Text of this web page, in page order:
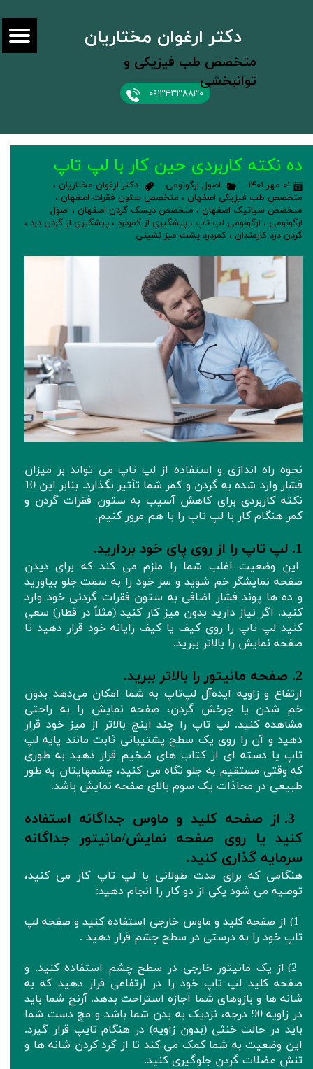
۰۹۱۳۴۳۳۸۸۳۰
دکتر ارغوان مختاریان
متخصص طب فیزیکی و
توانبخشی
ده نکته کاربردی حین کار با لپ تاپ
۰۱ مهر ۱۴۰۱ اصول ارگونومی دکتر ارغوان مختاریان ،
متخصص طب فیزیکی اصفهان ، متخصص ستون فقرات اصفهان ،
متخصص سیاتیک اصفهان ، متخصص دیسک گردن اصفهان ، اصول
ارگونومی ، ارگونومی لپ تاپ ، پیشگیری از کمردرد ، پیشگیری از گردن درد ،
گردن درد کارمندان ، کمردرد پشت میز نشینی
نحوه راه اندازی و استفاده از لپ تاپ می تواند بر میزان
فشار وارد شده به گردن و کمر شما تأثیر بگذارد. بنابر این 10
نکته کاربردی برای کاهش آسیب به ستون فقرات گردن و
کمر هنگام کار با لپ تاپ را با هم مرور کنیم.
1. لپ تاپ را از روی پای خود بردارید.
این وضعیت اغلب شما را ملزم می کند که برای دیدن
صفحه نمایشگر خم شوید و سر خود را به سمت جلو بیاورید
و ده ها پوند فشار اضافی به ستون فقرات گردنی خود وارد
کنید. اگر نیاز دارید بدون میز کار کنید (مثلاً در قطار) سعی
کنید لپ تاپ را روی کیف یا کیف رایانه خود قرار دهید تا
صفحه نمایش را بالاتر ببرید.
2. صفحه مانیتور را بالاتر ببرید.
ارتفاع و زاویه ایده‌آل لپ‌تاپ به شما امکان می‌دهد بدون
خم شدن یا چرخش گردن، صفحه نمایش را به راحتی
مشاهده کنید. لپ تاپ را چند اینچ بالاتر از میز خود قرار
دهید و آن را روی یک سطح پشتیبانی ثابت مانند پایه لپ
تاپ یا دسته ای از کتاب های ضخیم قرار دهید به طوری
که وقتی مستقیم به جلو نگاه می کنید، چشمهایتان به طور
طبیعی در محاذات یک سوم بالای صفحه نمایش باشد.
3. از صفحه کلید و ماوس جداگانه استفاده
کنید یا روی صفحه نمایش/مانیتور جداگانه
سرمایه گذاری کنید.
هنگامی که برای مدت طولانی با لپ تاپ کار می کنید،
توصیه می شود یکی از دو کار را انجام دهید:
1) از صفحه کلید و ماوس خارجی استفاده کنید و صفحه لپ
تاپ خود را به درستی در سطح چشم قرار دهید .
2) از یک مانیتور خارجی در سطح چشم استفاده کنید. و
صفحه کلید لپ تاپ خود را در ارتفاعی قرار دهید که به
شانه ها و بازوهای شما اجازه استراحت بدهد. آرنج شما باید
در زاویه 90 درجه، نزدیک به بدن شما باشد و مچ دست شما
باید در حالت خنثی (بدون زاویه) در هنگام تایپ قرار گیرد.
این وضعیت به شما کمک می کند تا از گرد کردن شانه ها و
تنش عضلات گردن جلوگیری کنید.